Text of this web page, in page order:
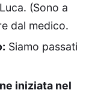
(Sono a
dal medico.
Siamo passati
iniziata nel